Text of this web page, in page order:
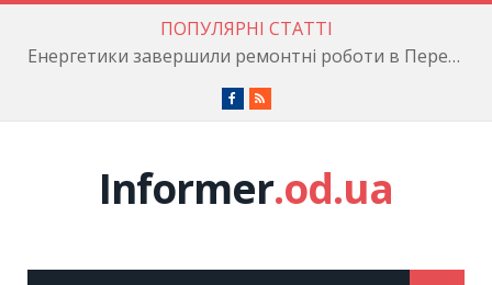
ПОПУЛЯРНІ СТАТТІ
Енергетики завершили ремонтні роботи в Пересипському районі
Facebook
RSS
Informer.od.ua